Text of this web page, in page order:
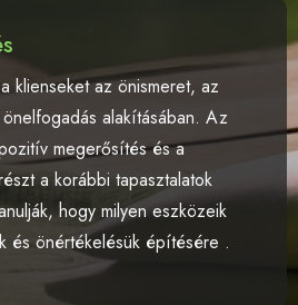
klienseket az önismeret, az
alakításában. Az
megerősítés és a
a korábbi tapasztalatok
hogy milyen eszközeik
és önértékelésük építésére .